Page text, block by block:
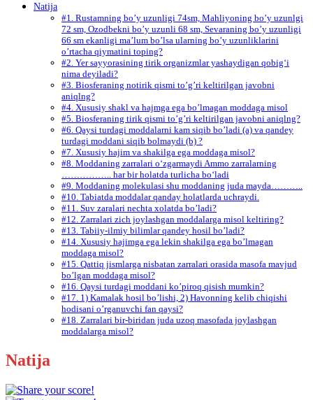
Natija
#1. Rustamning bo’y uzunligi 74sm, Mahliyoning bo’y uzunlgi
72 sm, Ozodbekni bo’y uzunli 68 sm, Sevaraning bo’y uzunligi
66 sm ekanligi ma’lum bo’lsa ularning bo’y uzunliklarini
o’rtacha qiymatini toping?
#2. Yer sayyorasining tirik organizmlar yashaydigan qobig‘i
nima deyiladi?
#3. Biosferaning notirik qismi to’g’ri keltirilgan javobni
aniqlng?
#4. Xususiy shakl va hajmga ega bo’lmagan moddaga misol
#5. Biosferaning tirik qismi to’g’ri keltirilgan javobni aniqlng?
#6. Qaysi turdagi moddalarni kam siqib bo’ladi (a) va qandey
turdagi moddani siqib bolmaydi (b) ?
#7. Xususiy hajim va shakilga ega moddaga misol?
#8. Moddaning zarralari o‘zgarmaydi Ammo zarralarning
…………….. har bir holatda turlicha bo‘ladi
#9. Moddaning molekulasi shu moddaning juda mayda………..
#10. Tabiatda moddalar qanday holatlarda uchraydi.
#11. Suv zaralari nechta xolatda bo’ladi?
#12. Zarralari zich joylashgan moddalarga misol keltiring?
#13. Tabiiy-ilmiy bilimlar qandey hosil bo’ladi?
#14. Xususiy hajimga ega lekin shakilga ega bo’lmagan
moddaga misol?
#15. Qattiq jismlarga nisbatan zarralari orasida masofa mavjud
bo’lgan moddaga misol?
#16. Qaysi turdagi moddani ko’piroq qisish mumkin?
#17. 1) Kamalak hosil bo’lishi, 2) Havonning kelib chiqishi
hodisani o’rganuvchi fan qaysi?
#18. Zarralari bir-biridan juda uzoq masofada joylashgan
moddalarga misol?
Natija